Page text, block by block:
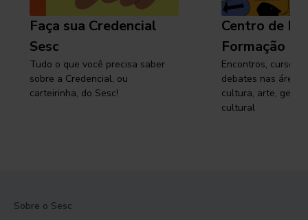
Faça sua Credencial
Sesc
Tudo o que você precisa saber
sobre a Credencial, ou
carteirinha, do Sesc!
Centro de
Formação
Encontros, cursos,
debates nas áreas
cultura, arte,
cultural
Sobre o Sesc